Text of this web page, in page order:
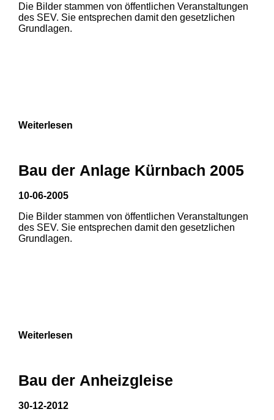
1 2
Die Bilder stammen von öffentlichen Veranstaltungen
des SEV. Sie entsprechen damit den gesetzlichen
Grundlagen.
Weiterlesen
Bau der Anlage Kürnbach 2005
10-06-2005
Die Bilder stammen von öffentlichen Veranstaltungen
des SEV. Sie entsprechen damit den gesetzlichen
Grundlagen.
Weiterlesen
Bau der Anheizgleise
30-12-2012